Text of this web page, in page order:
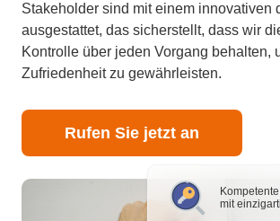
mit
Stakeholder sind mit einem innovativen
ausgestattet, das sicherstellt, dass wir
Kontrolle über jeden Vorgang behalten,
Zufriedenheit zu gewährleisten.
Rufen Sie jetzt an